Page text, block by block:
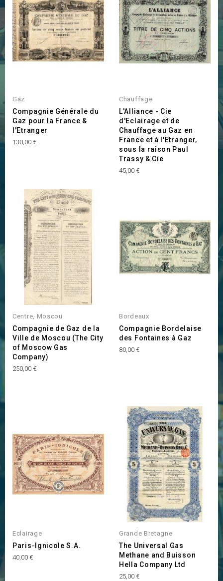
Gaz
Compagnie Générale du
Gaz pour la France &
l'Etranger
Prix
130,00 €
Chauffage
L'Alliance - Cie
d'Eclairage et de
Chauffage au Gaz en
France et à l'Etranger,
sous la raison Paul
Trassy & Cie
Prix
45,00 €
Centre, Moscou
Compagnie de Gaz de la
Ville de Moscou (The City
of Moscow Gas
Company)
Prix
250,00 €
Bordeaux
Compagnie Bordelaise
des Fontaines à Gaz
Prix
80,00 €
Eclairage
Paris-Ignicole S.A.
Prix
40,00 €
Grande Bretagne
The Universal Gas
Methane and Buisson
Hella Company Ltd
Prix
25,00 €